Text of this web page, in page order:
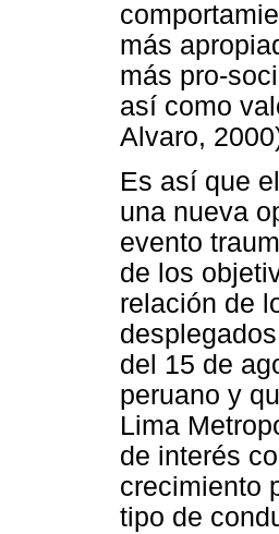
más
más pro-
así como
Alvaro,
Es así que
una nueva
evento
de los
relación de
del 15 de
peruano y
Lima
de interés
crecimiento
tipo de